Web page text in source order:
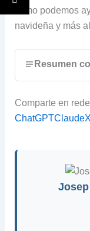
cómo podemos
navideña y más
Resumen
Comparte en
ChatGPTClaude
Josep